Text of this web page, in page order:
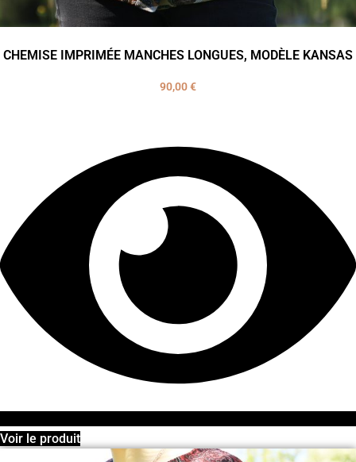
CHEMISE IMPRIMÉE MANCHES LONGUES, MODÈLE KANSAS
90,00€
Voir le produit